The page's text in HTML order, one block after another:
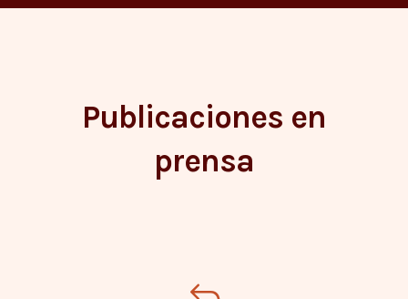
Publicaciones en
prensa